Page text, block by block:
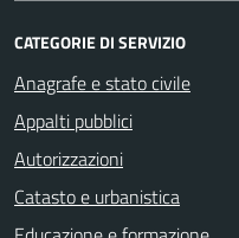
CATEGORIE DI SERVIZIO
Anagrafe e stato civile
Appalti pubblici
Autorizzazioni
Catasto e urbanistica